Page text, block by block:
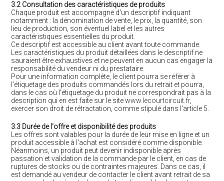
3.2 Consultation des caractéristiques de produits
Chaque produit est accompagné d'un descriptif indiquant
notamment : la dénomination de vente, le prix, la quantité, son
lieu de production, son éventuel label et les autres
caractéristiques essentielles du produit.
Ce descriptif est accessible au client avant toute commande.
Les caractéristiques du produit détaillées dans le descriptif ne
sauraient être exhaustives et ne peuvent en aucun cas engager la
responsabilité du vendeur ni du prestataire.
Pour une information complète, le client pourra se référer à
l'étiquetage des produits commandés lors du retrait et pourra,
dans le cas où l'étiquetage du produit ne correspondrait pas à la
description qui en est faite sur le sitewww.lecourtcircuit.fr,
exercer son droit de rétractation, comme stipulé dans l'article 5.
3.3 Durée de l'offre et disponibilité des produits
Les offres sont valables pour la durée de leur mise en ligne et un
produit accessible à l'achat est considéré comme disponible.
Néanmoins, un produit peut devenir indisponible après
passation et validation de la commande par le client, en cas de
ruptures de stocks ou de contraintes majeures. Dans ce cas, il
est demandé au vendeur de contacter le client avant retrait de sa